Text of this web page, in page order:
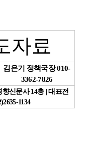
자료
김은기 정책국장010-
3362-7826
향신문사14층 |대표전
1134